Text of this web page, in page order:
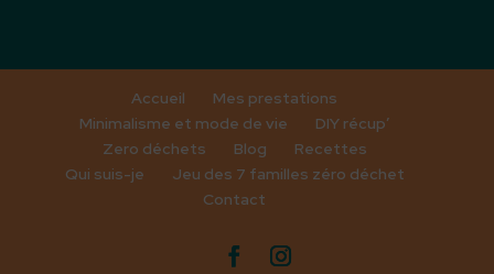
Accueil
Mes prestations
Minimalisme et mode de vie
DIY récup’
Zero déchets
Blog
Recettes
Qui suis-je
Jeu des 7 familles zéro déchet
Contact